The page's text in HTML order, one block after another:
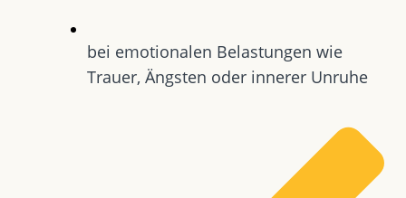
bei emotionalen Belastungen wie
Trauer, Ängsten oder innerer Unruhe